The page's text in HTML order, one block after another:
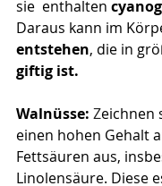
sie  enthalten
Daraus kann im
entstehen, die in
giftig ist.
Walnüsse: Zeichnen
einen hohen Gehalt
Fettsäuren aus,
Linolensäure. Diese